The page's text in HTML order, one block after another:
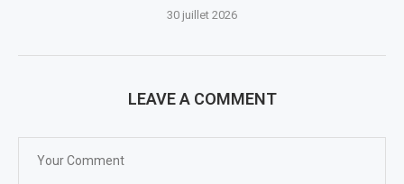
30 juillet 2026
LEAVE A COMMENT